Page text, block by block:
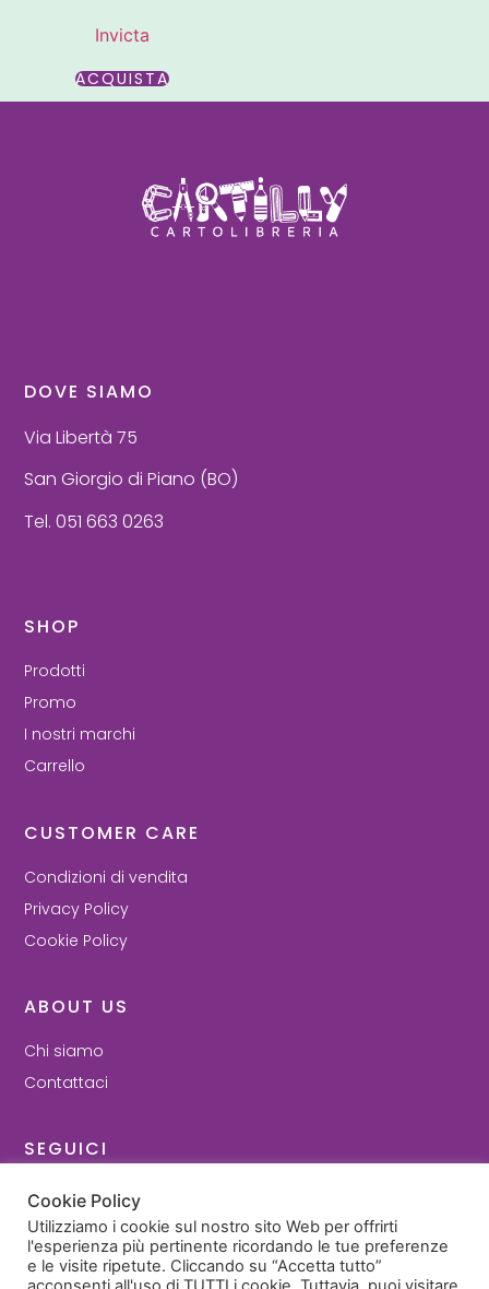
Invicta
ACQUISTA
DOVE SIAMO
Via Libertà 75
San Giorgio di Piano (BO)
Tel. 051 663 0263
SHOP
Prodotti
Promo
I nostri marchi
Carrello
CUSTOMER CARE
Condizioni di vendita
Privacy Policy
Cookie Policy
ABOUT US
Chi siamo
Contattaci
SEGUICI
Facebook
Instagram
Cookie Policy
Utilizziamo i cookie sul nostro sito Web per offrirti
l'esperienza più pertinente ricordando le tue preferenze
e le visite ripetute. Cliccando su “Accetta tutto”